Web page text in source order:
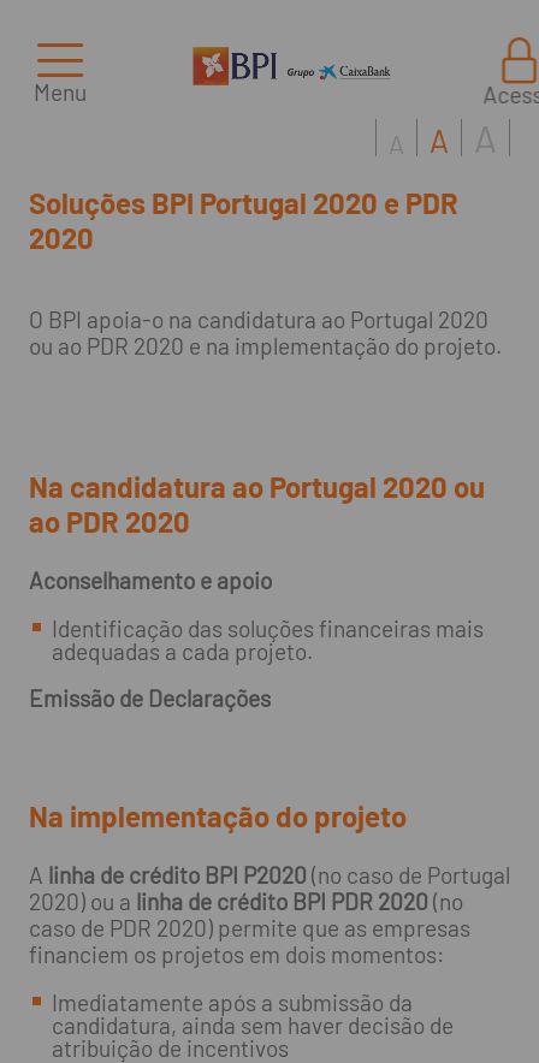
Menu
Soluções BPI Portugal 2020 e PDR
2020
A A A
O BPI apoia-o na candidatura ao Portugal 2020
ou ao PDR 2020 e na implementação do projeto.
Na candidatura ao Portugal 2020 ou
ao PDR 2020
Aconselhamento e apoio
Identificação das soluções financeiras mais
adequadas a cada projeto.
Emissão de Declarações
Na implementação do projeto
A linha de crédito BPI P2020 (no caso de Portugal
2020) ou a linha de crédito BPI PDR 2020 (no
caso de PDR 2020) permite que as empresas
financiem os projetos em dois momentos:
Imediatamente após a submissão da
candidatura, ainda sem haver decisão de
atribuição de incentivos